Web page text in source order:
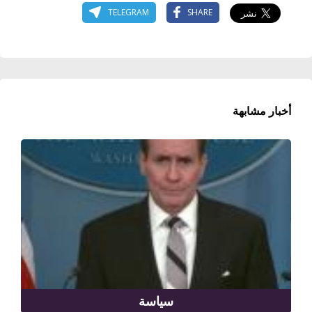
SHARE
TELEGRAM
أخبار مشابهة
سياسة